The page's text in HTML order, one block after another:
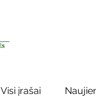
Visi įrašai